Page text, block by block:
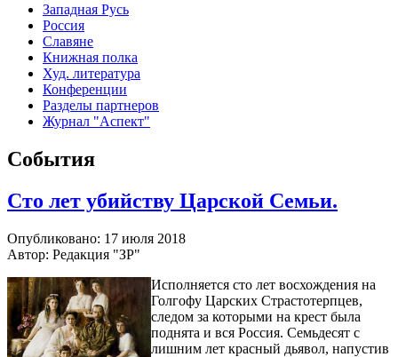
Западная Русь
Россия
Славяне
Книжная полка
Худ. литература
Конференции
Разделы партнеров
Журнал "Аспект"
События
Сто лет убийству Царской Семьи.
Опубликовано: 17 июля 2018
Автор: Редакция "ЗР"
Исполняется сто лет восхождения на
Голгофу Царских Страстотерпцев,
следом за которыми на крест была
поднята и вся Россия. Семьдесят с
лишним лет красный дьявол, напустив